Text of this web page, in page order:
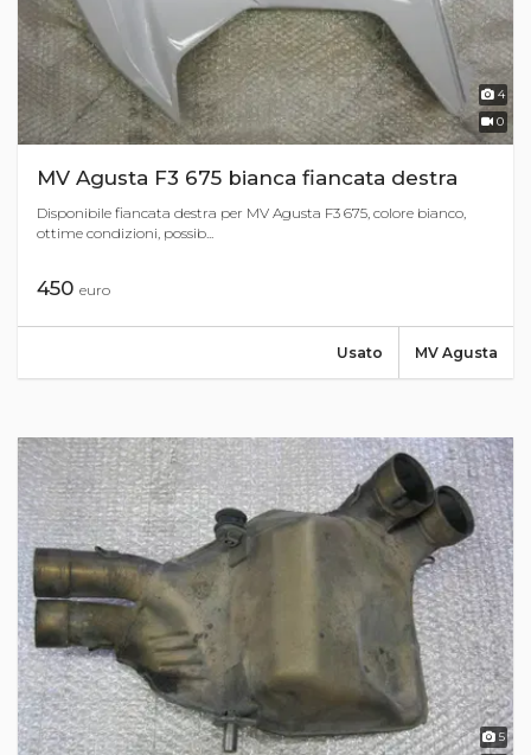
4
0
MV Agusta F3 675 bianca fiancata destra
Disponibile fiancata destra per MV Agusta F3 675, colore bianco,
ottime condizioni, possib...
450 euro
MV Agusta
Usato
5